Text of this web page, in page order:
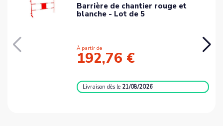
Barrière de chantier rouge et
blanche - Lot de 5
À partir de
192,76 €
Livraisondès le 21/08/2026